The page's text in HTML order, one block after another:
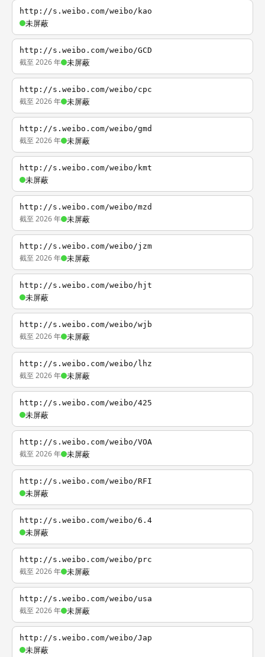
http://s.weibo.com/weibo/kao
未屏蔽
http://s.weibo.com/weibo/GCD
截至 2026 年 未屏蔽
http://s.weibo.com/weibo/cpc
截至 2026 年 未屏蔽
http://s.weibo.com/weibo/gmd
截至 2026 年 未屏蔽
http://s.weibo.com/weibo/kmt
未屏蔽
http://s.weibo.com/weibo/mzd
截至 2026 年 未屏蔽
http://s.weibo.com/weibo/jzm
截至 2026 年 未屏蔽
http://s.weibo.com/weibo/hjt
未屏蔽
http://s.weibo.com/weibo/wjb
截至 2026 年 未屏蔽
http://s.weibo.com/weibo/lhz
截至 2026 年 未屏蔽
http://s.weibo.com/weibo/425
未屏蔽
http://s.weibo.com/weibo/VOA
截至 2026 年 未屏蔽
http://s.weibo.com/weibo/RFI
未屏蔽
http://s.weibo.com/weibo/6.4
未屏蔽
http://s.weibo.com/weibo/prc
截至 2026 年 未屏蔽
http://s.weibo.com/weibo/usa
截至 2026 年 未屏蔽
http://s.weibo.com/weibo/Jap
未屏蔽